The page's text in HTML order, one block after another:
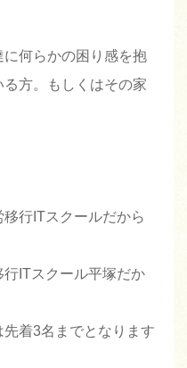
何らかの困り感を抱
方。もしくはその家
行ITスクールだから
ITスクール平塚だか
着3名までとなります